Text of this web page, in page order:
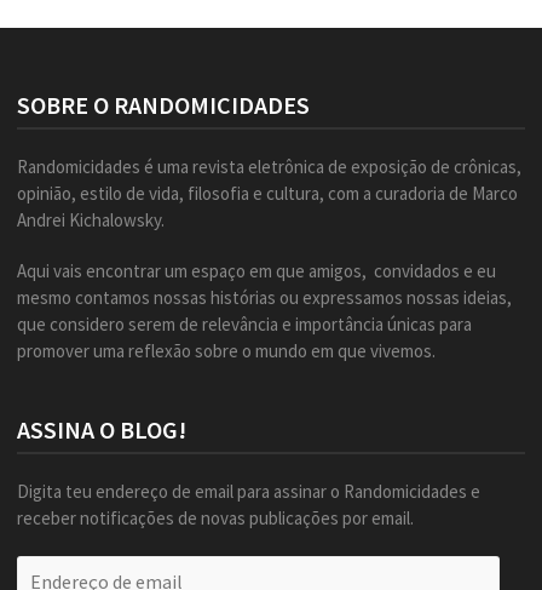
SOBRE O RANDOMICIDADES
Randomicidades é uma revista eletrônica de exposição de crônicas,
opinião, estilo de vida, filosofia e cultura, com a curadoria de Marco
Andrei Kichalowsky.
Aqui vais encontrar um espaço em que amigos, convidados e eu
mesmo contamos nossas histórias ou expressamos nossas ideias,
que considero serem de relevância e importância únicas para
promover uma reflexão sobre o mundo em que vivemos.
ASSINA O BLOG!
Digita teu endereço de email para assinar o Randomicidades e
receber notificações de novas publicações por email.